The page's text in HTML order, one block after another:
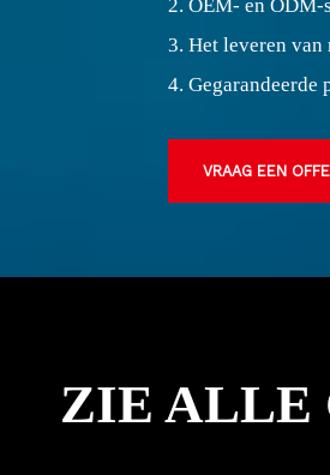
2. OEM- en ODM-
3. Het leveren
4. Gegarandeerde
VRAAG EEN
ZIE ALLE